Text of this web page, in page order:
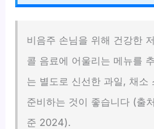
비음주 손님을 위해 건강한
콜 음료에 어울리는 메뉴를
는 별도로 신선한 과일, 채소
준비하는 것이 좋습니다 (출
준 2024).